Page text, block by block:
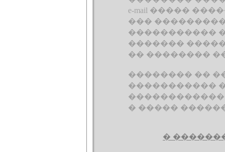
e-mail �����
���
�����������
�������
�� ��������
�������� ��
�����������
� �����
�